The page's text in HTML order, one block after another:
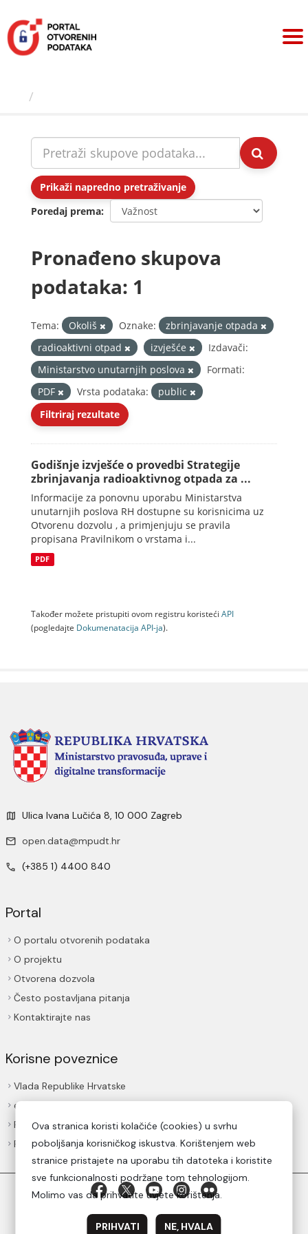
sadržaj
Prikaži napredno pretraživanje
Poredaj prema
Pronađeno skupova
podataka: 1
Tema: Okoliš Oznake:
zbrinjavanje otpada
radioaktivni otpad
izvješće
Izdavači:
Ministarstvo unutarnjih poslova
Formati:
PDF
Vrsta podataka:
public
Filtriraj rezultate
Godišnje izvješće o provedbi Strategije
zbrinjavanja radioaktivnog otpada za ...
Informacije za ponovnu uporabu Ministarstva
unutarnjih poslova RH dostupne su korisnicima uz
Otvorenu dozvolu , a primjenjuju se pravila
propisana Pravilnikom o vrstama i...
PDF
Također možete pristupiti ovom registru koristeći API
(pogledajte Dokumenаtаcijа API-jа).